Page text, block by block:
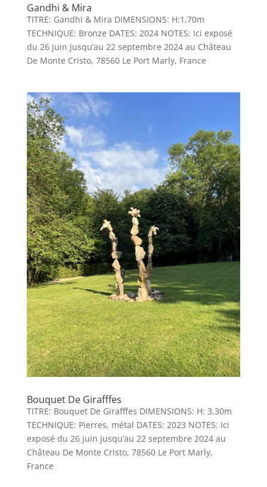
Gandhi & Mira
TITRE: Gandhi & Mira DIMENSIONS: H:1,70m
TECHNIQUE: Bronze DATES: 2024 NOTES: Ici exposé
du 26 juin jusqu’au 22 septembre 2024 au Château
De Monte Cristo, 78560 Le Port Marly, France
Bouquet De Girafffes
TITRE: Bouquet De Girafffes DIMENSIONS: H: 3,30m
TECHNIQUE: Pierres, métal DATES: 2023 NOTES: Ici
exposé du 26 juin jusqu’au 22 septembre 2024 au
Château De Monte Cristo, 78560 Le Port Marly,
France